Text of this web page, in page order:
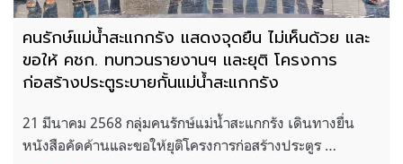
คนรักษ์แม่น้ำสะแกกรัง แสดงจุดยืน ไม่เห็นด้วย และ
ขอให้ คชก. ทบทวนรายงานฯ และยุติ โครงการ
ก่อสร้างประตูระบายกั้นแม่น้ำสะแกกรัง
21 มีนาคม 2568 กลุ่มคนรักษ์แม่น้ำสะแกกรัง เดินทางยื่น
หนังสือคัดค้านและขอให้ยุติโครงการก่อสร้างประตูร …